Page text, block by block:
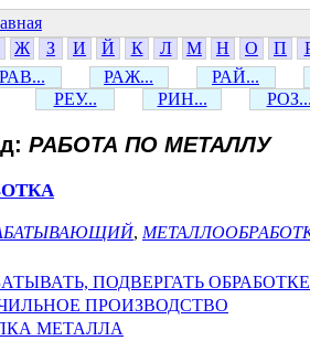
Ж З И Й К Л М Н О П
РАВ... РАЖ...
РАЙ...
РЕУ...
РИН...
РАБОТА ПО МЕТАЛЛУ
,
ПОДВЕРГАТЬ ОБРАБОТКЕ
ПРОИЗВОДСТВО
МЕТАЛЛА